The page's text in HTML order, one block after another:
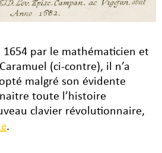
1654 par le mathématicien et
(ci-contre), il n’a
malgré son évidente
toute l’histoire
clavier révolutionnaire,
.